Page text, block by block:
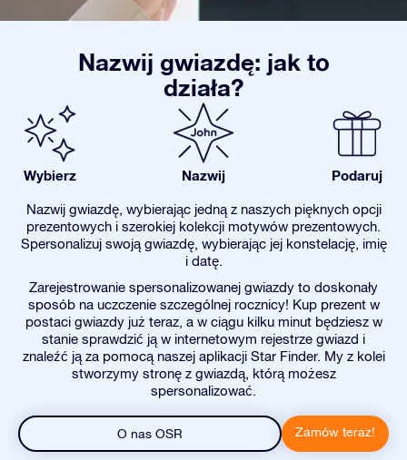
Nazwij gwiazdę: jak to
działa?
Wybierz Nazwij Podaruj
Nazwij gwiazdę, wybierając jedną z naszych pięknych opcji
prezentowych i szerokiej kolekcji motywów prezentowych.
Spersonalizuj swoją gwiazdę, wybierając jej konstelację, imię
i datę.
Zarejestrowanie spersonalizowanej gwiazdy to doskonały
sposób na uczczenie szczególnej rocznicy! Kup prezent w
postaci gwiazdy już teraz, a w ciągu kilku minut będziesz w
stanie sprawdzić ją w internetowym rejestrze gwiazd i
znaleźć ją za pomocą naszej aplikacji Star Finder. My z kolei
stworzymy stronę z gwiazdą, którą możesz
spersonalizować.
O nas OSR Zamów teraz!